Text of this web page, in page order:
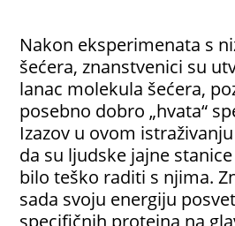
Nakon eksperimenata s
šećera, znanstvenici su
lanac molekula šećera,
posebno dobro „hvata“
Izazov u ovom
da su ljudske jajne
bilo teško raditi s njima.
sada svoju energiju
specifičnih proteina na